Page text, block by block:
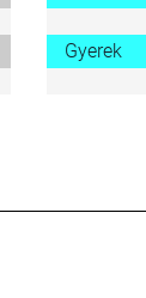
Gyerek